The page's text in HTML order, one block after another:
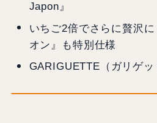
Japon』
いちご2倍でさらに贅沢
オン』も特別仕様
GARIGUETTE（ガリゲッ